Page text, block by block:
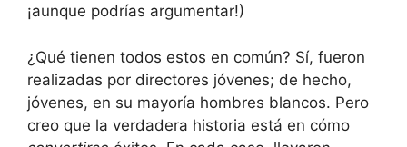
¡aunque podrías argumentar!)
¿Qué tienen todos estos en común? Sí, fueron
realizadas por directores jóvenes; de hecho,
jóvenes, en su mayoría hombres blancos. Pero
creo que la verdadera historia está en cómo